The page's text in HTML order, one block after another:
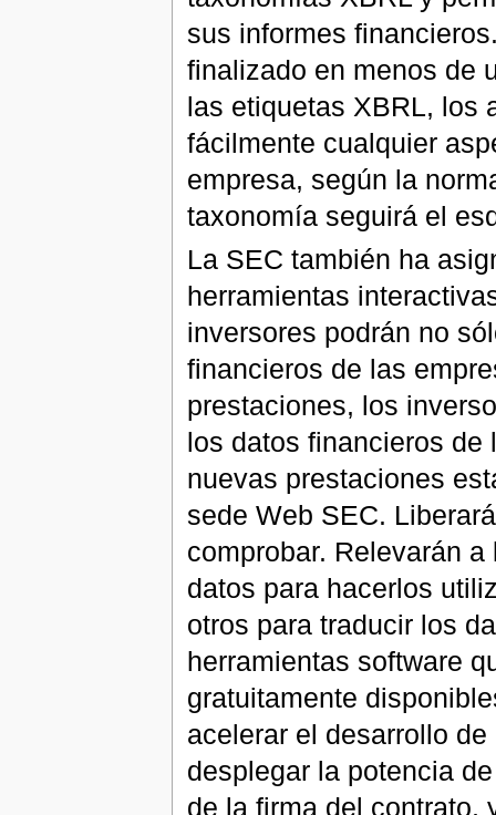
sus informes
finalizado en menos de
las etiquetas XBRL, los
fácilmente cualquier
empresa, según la
taxonomía seguirá el
La SEC también ha
herramientas
inversores podrán no
financieros de las
prestaciones, los
los datos financieros de
nuevas prestaciones
sede Web SEC.
comprobar. Relevarán
datos para hacerlos
otros para traducir los
herramientas software
gratuitamente
acelerar el desarrollo
desplegar la potencia
de la firma del contrato,